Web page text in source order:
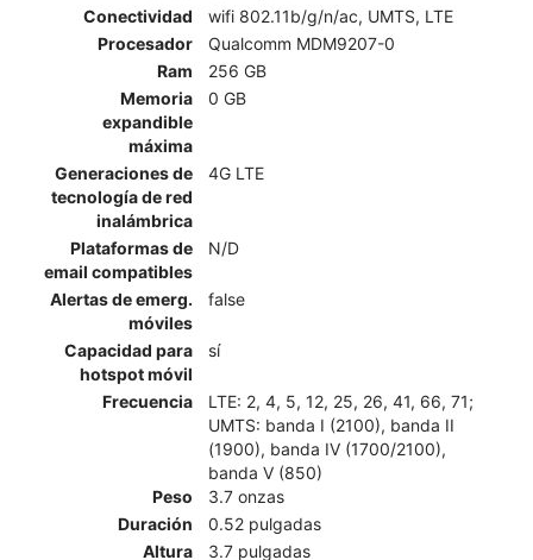
Conectividad
wifi 802.11b/g/n/ac, UMTS, LTE
Procesador
Qualcomm MDM9207-0
Ram
256 GB
Memoria
expandible
máxima
0 GB
Generaciones de
tecnología de red
inalámbrica
4G LTE
Plataformas de
email compatibles
N/D
Alertas de emerg.
móviles
false
Capacidad para
hotspot móvil
sí
Frecuencia
LTE: 2, 4, 5, 12, 25, 26, 41, 66, 71;
UMTS: banda I (2100), banda II
(1900), banda IV (1700/2100),
banda V (850)
Peso
3.7 onzas
Duración
0.52 pulgadas
Altura
3.7 pulgadas